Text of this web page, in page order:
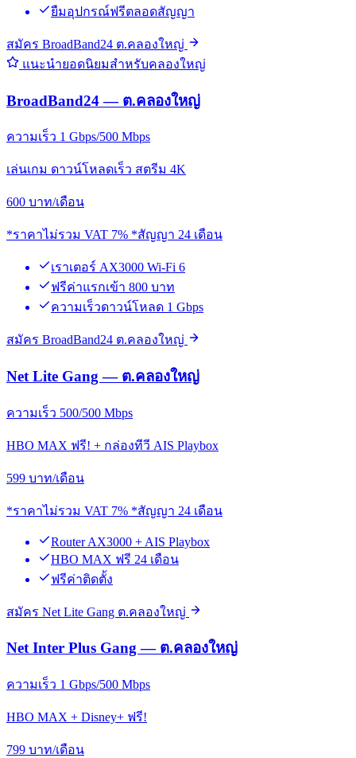
ยืมอุปกรณ์ฟรีตลอดสัญญา
สมัคร BroadBand24 ต.คลองใหญ่
แนะนำยอดนิยมสำหรับคลองใหญ่
BroadBand24 — ต.คลองใหญ่
ความเร็ว 1 Gbps/500 Mbps
เล่นเกม ดาวน์โหลดเร็ว สตรีม 4K
600 บาท/เดือน
*ราคาไม่รวม VAT 7% *สัญญา 24 เดือน
เราเตอร์ AX3000 Wi-Fi 6
ฟรีค่าแรกเข้า 800 บาท
ความเร็วดาวน์โหลด 1 Gbps
สมัคร BroadBand24 ต.คลองใหญ่
Net Lite Gang — ต.คลองใหญ่
ความเร็ว 500/500 Mbps
HBO MAX ฟรี! + กล่องทีวี AIS Playbox
599 บาท/เดือน
*ราคาไม่รวม VAT 7% *สัญญา 24 เดือน
Router AX3000 + AIS Playbox
HBO MAX ฟรี 24 เดือน
ฟรีค่าติดตั้ง
สมัคร Net Lite Gang ต.คลองใหญ่
Net Inter Plus Gang — ต.คลองใหญ่
ความเร็ว 1 Gbps/500 Mbps
HBO MAX + Disney+ ฟรี!
799 บาท/เดือน